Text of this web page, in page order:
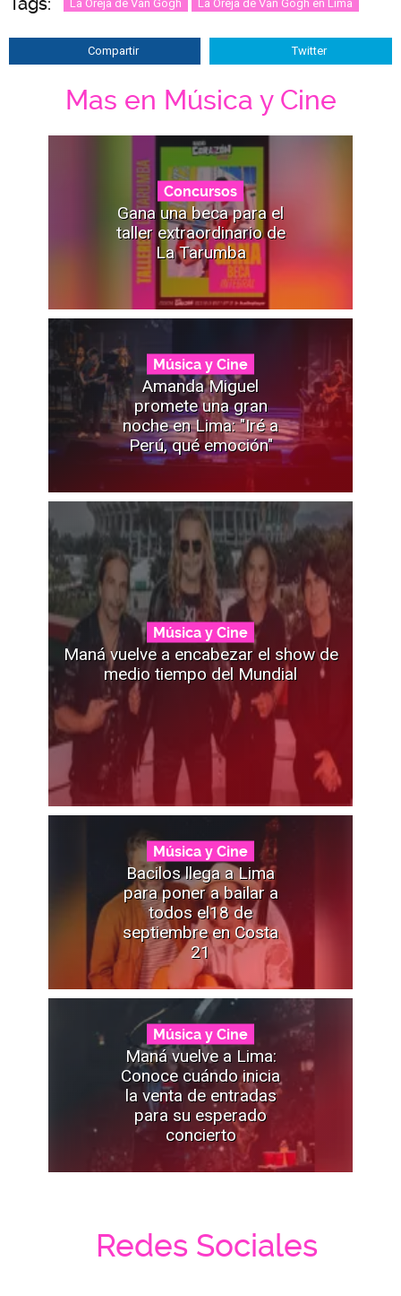
La Oreja de Van Gogh La Oreja de Van Gogh en Lima
Compartir Twitter
Mas en Música y Cine
Concursos
Gana una beca para el
taller extraordinario de
La Tarumba
Música y Cine
Amanda Miguel
promete una gran
noche en Lima: "Iré a
Perú, qué emoción"
Música y Cine
Maná vuelve a encabezar el show de
medio tiempo del Mundial
Música y Cine
Bacilos llega a Lima
para poner a bailar a
todos el18 de
septiembre en Costa
21
Música y Cine
Maná vuelve a Lima:
Conoce cuándo inicia
la venta de entradas
para su esperado
concierto
Redes Sociales